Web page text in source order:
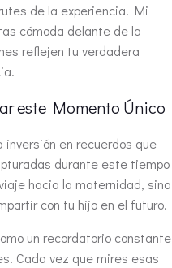
de la experiencia. Mi
cómoda delante de la
reflejen tu verdadera
este Momento Único
inversión en recuerdos que
durante este tiempo
hacia la maternidad, sino
con tu hijo en el futuro.
un recordatorio constante
Cada vez que mires esas